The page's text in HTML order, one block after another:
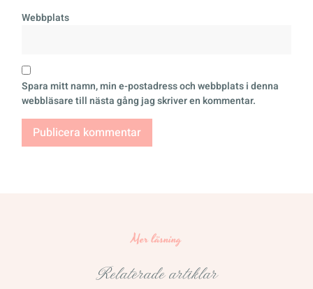
Webbplats
Spara mitt namn, min e-postadress och webbplats i denna
webbläsare till nästa gång jag skriver en kommentar.
Mer läsning
Relaterade artiklar